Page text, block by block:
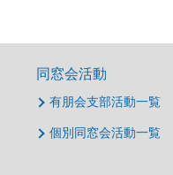
同窓会活動
有朋会支部活動一覧
個別同窓会活動一覧